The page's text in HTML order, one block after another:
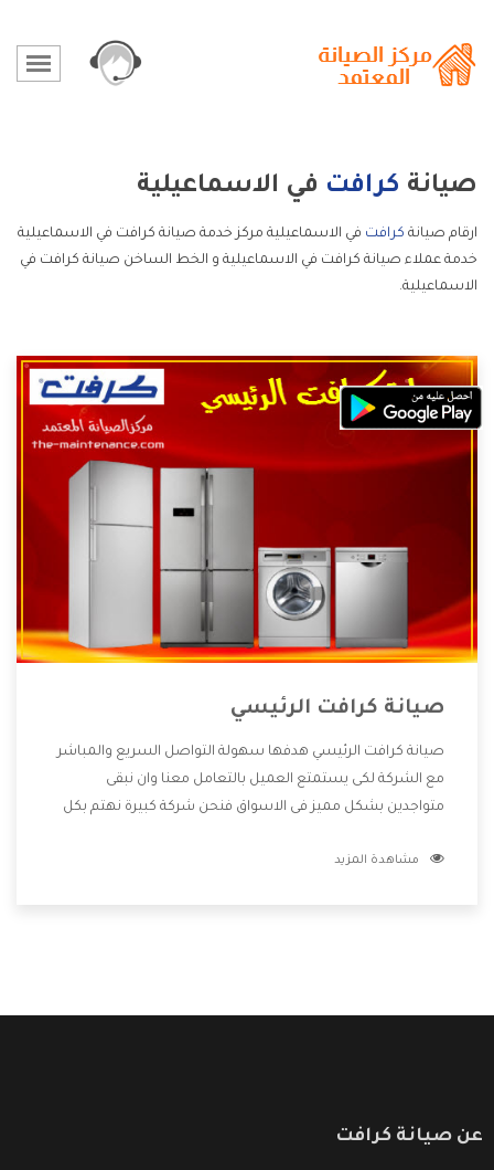
صيانة كرافت في الاسماعيلية
ارقام صيانة كرافت في الاسماعيلية مركز خدمة صيانة كرافت في الاسماعيلية
خدمة عملاء صيانة كرافت في الاسماعيلية و الخط الساخن صيانة كرافت في
الاسماعيلية.
صيانة كرافت الرئيسي
صيانة كرافت الرئيسي هدفها سهولة التواصل السريع والمباشر
مع الشركة لكى يستمتع العميل بالتعامل معنا وان نبقى
متواجدين بشكل مميز فى الاسواق فنحن شركة كبيرة نهتم بكل
الشركة بها والتى تكون منها خدمة الصيانة التى تكون من أهم
مشاهدة المزيد
عن صيانة كرافت